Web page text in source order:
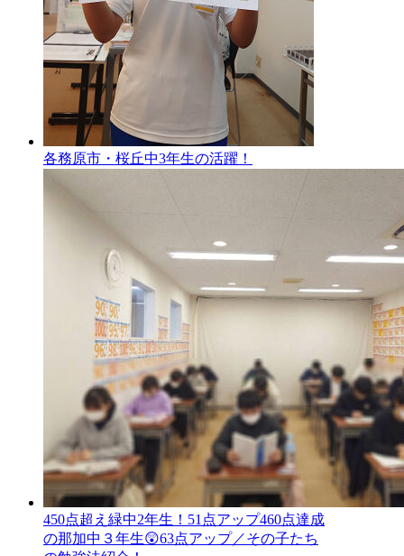
各務原市・桜丘中3年生の活躍！
450点超え緑中2年生！51点アップ460点達成
の那加中３年生😲63点アップ／その子たち